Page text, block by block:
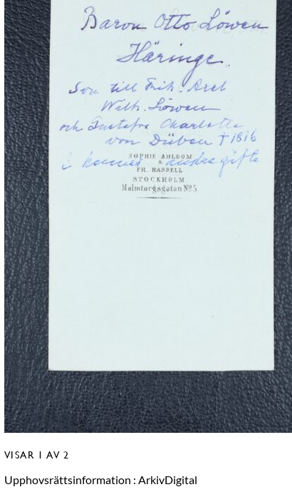
VISAR 1 AV 2
Upphovsrättsinformation : ArkivDigital